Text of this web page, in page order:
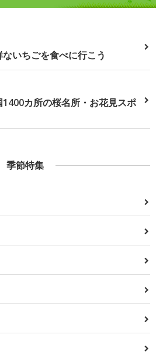
いちごを食べに行こう
カ所の桜名所・お花見スポ
季節特集